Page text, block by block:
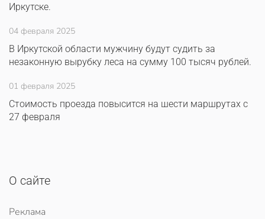
Иркутске.
04 февраля 2025
В Иркутской области мужчину будут судить за
незаконную вырубку леса на сумму 100 тысяч рублей.
01 февраля 2025
Стоимость проезда повысится на шести маршрутах с
27 февраля
О сайте
Реклама